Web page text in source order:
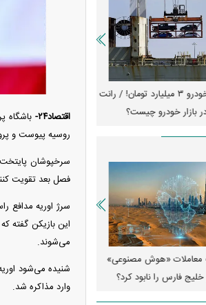
اقتصاد۲۴-
باشگاه
روسیه پیوست و
سرخپوشان پایتخت
فصل بعد تقویت
این بازیکن گفته
می‌شوند.
وارد مذاکره شد.
امتیاز واردات خودرو ۳ میلیارد تومان! / رانت
بازار خودرو چیست؟
جزئیات
«هوش مصنوعی»
فارس را نابود کرد؟
رویا شد؟